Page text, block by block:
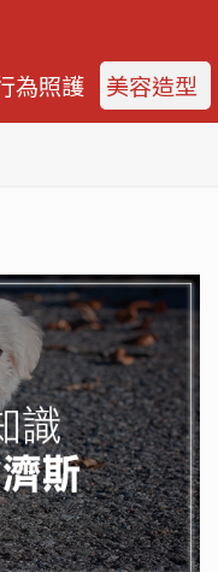
為照護 美容造型